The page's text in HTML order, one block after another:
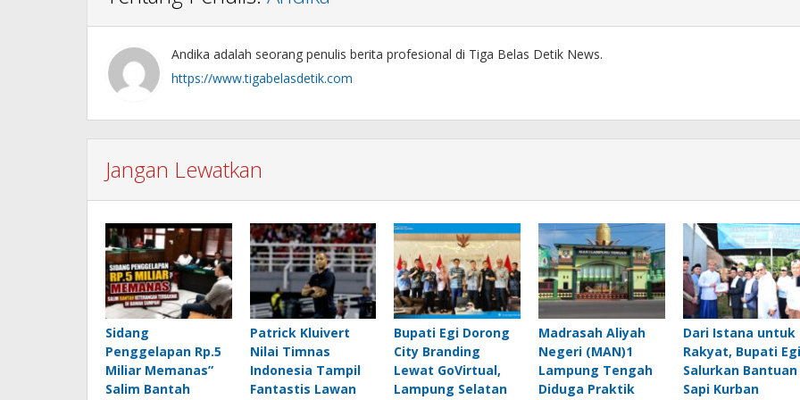
Andika adalah seorang penulis berita profesional di Tiga Belas Detik News.
https://www.tigabelasdetik.com
Jangan Lewatkan
Sidang
Penggelapan Rp.5
Miliar Memanas”
Salim Bantah
Patrick Kluivert
Nilai Timnas
Indonesia Tampil
Fantastis Lawan
Bupati Egi Dorong
City Branding
Lewat GoVirtual,
Lampung Selatan
Madrasah Aliyah
Negeri (MAN)1
Lampung Tengah
Diduga Praktik
Dari Istana untuk
Rakyat, Bupati Egi
Salurkan Bantuan
Sapi Kurban